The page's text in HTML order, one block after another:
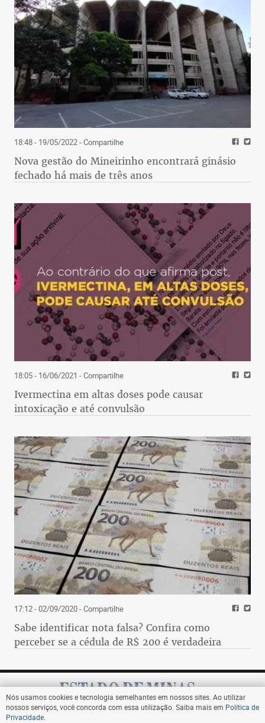
18:48 - 19/05/2022- Compartilhe
Nova gestão do Mineirinho encontrará ginásio
fechado há mais de três anos
18:05 - 16/06/2021 - Compartilhe
Ivermectina em altas doses pode causar
intoxicação e até convulsão
17:12 - 02/09/2020- Compartilhe
Sabe identificar nota falsa? Confira como
perceber se a cédula de R$ 200 é verdadeira
Nós usamos cookies e tecnologia semelhantes em nossos sites. Ao utilizar
nossos serviços, você concorda com essa utilização. Saiba mais em Política de
Privacidade